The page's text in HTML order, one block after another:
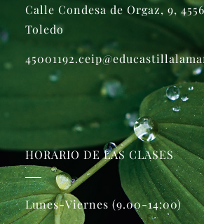
Calle Condesa de Orgaz, 9,
Toledo
HORARIO DE LAS CLASES
Lunes-Viernes (9.00-14:00)